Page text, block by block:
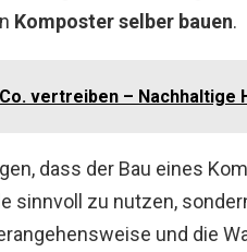
Komposter selber bauen.
vertreiben – Nachhaltige
dass der Bau eines
sinnvoll zu nutzen,
und die